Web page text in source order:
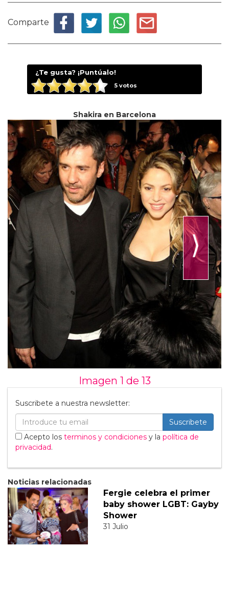
Comparte
¿Te gusta? ¡Puntúalo!
5votos
Shakira en Barcelona
⟩
Imagen 1 de 13
Suscribete a nuestra newsletter:
Suscribete
Acepto los terminos y condiciones y la política de
privacidad.
Noticias relacionadas
Fergie celebra el primer
baby shower LGBT: Gayby
Shower
31 Julio